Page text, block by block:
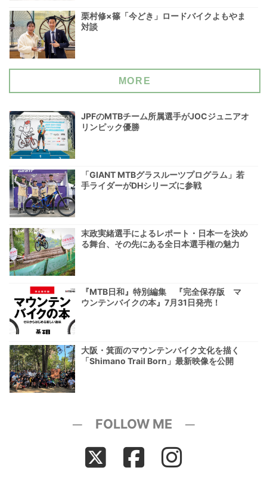
栗村修×篠「今どき」ロードバイクよもやま
対談
MORE
JPFのMTBチーム所属選手がJOCジュニアオ
リンピック優勝
「GIANT MTBグラスルーツプログラム」若
手ライダーがDHシリーズに参戦
末政実緒選手によるレポート・日本一を決め
る舞台、その先にある全日本選手権の魅力
『MTB日和』特別編集 『完全保存版 マ
ウンテンバイクの本』7月31日発売！
大阪・箕面のマウンテンバイク文化を描く
「Shimano Trail Born」最新映像を公開
─ FOLLOW ME ─